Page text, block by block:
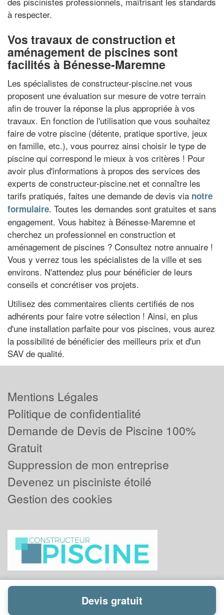
à respecter.
Vos travaux de construction et
aménagement de piscines sont
facilités à Bénesse-Maremne
Les spécialistes de constructeur-piscine.net vous
proposent une évaluation sur mesure de votre terrain
afin de trouver la réponse la plus appropriée à vos
travaux. En fonction de l'utilisation que vous souhaitez
faire de votre piscine (détente, pratique sportive, jeux
en famille, etc.), vous pourrez ainsi choisir le type de
piscine qui correspond le mieux à vos critères ! Pour
avoir plus d'informations à propos des services des
experts de constructeur-piscine.net et connaître les
tarifs pratiqués, faites une demande de devis via notre
formulaire. Toutes les demandes sont gratuites et sans
engagement. Vous habitez à Bénesse-Maremne et
cherchez un professionnel en construction et
aménagement de piscines ? Consultez notre annuaire !
Vous y verrez tous les spécialistes de la ville et ses
environs. N'attendez plus pour bénéficier de leurs
conseils et concrétiser vos projets.
Utilisez des commentaires clients certifiés de nos
adhérents pour faire votre sélection ! Ainsi, en plus
d'une installation parfaite pour vos piscines, vous aurez
la possibilité de bénéficier des meilleurs prix et d'un
SAV de qualité.
Mentions Légales
Politique de confidentialité
Demande de Devis de Piscine 100%
Gratuit
Suppression de mon entreprise
Devenez un pisciniste étoilé
Gestion des cookies
Powered byPlus que pro
Devis gratuit